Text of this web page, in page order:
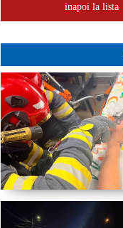
inapoi la lista